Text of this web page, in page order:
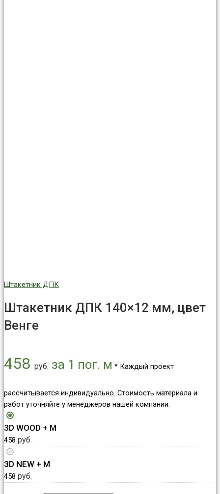
Штакетник ДПК
Штакетник ДПК 140×12 мм, цвет
Венге
458 руб. за 1 пог. м * Каждый проект
рассчитывается индивидуально. Стоимость материала и
работ уточняйте у менеджеров нашей компании.
3D WOOD + М
458 руб.
3D NEW + М
458 руб.